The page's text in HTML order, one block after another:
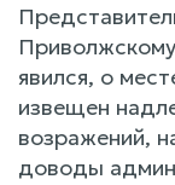
явился, о
извещен
возражений,
доводы